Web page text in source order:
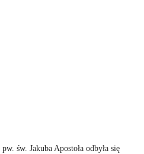
św. Jakuba Apostoła odbyła się